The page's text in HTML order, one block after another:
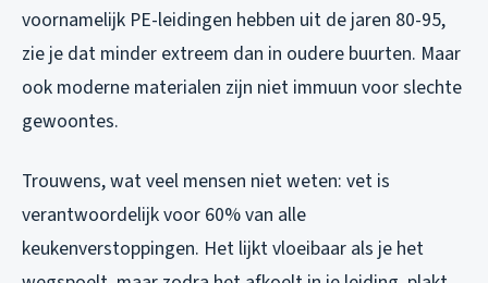
voornamelijk PE-leidingen hebben uit de jaren 80-95,
zie je dat minder extreem dan in oudere buurten. Maar
ook moderne materialen zijn niet immuun voor slechte
gewoontes.
Trouwens, wat veel mensen niet weten: vet is
verantwoordelijk voor 60% van alle
keukenverstoppingen. Het lijkt vloeibaar als je het